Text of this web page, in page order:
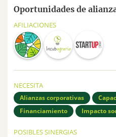
Oportunidades de
AFILIACIONES
NECESITA
Alianzas corporativas
Financiamiento
Impacto
POSIBLES SINERGIAS